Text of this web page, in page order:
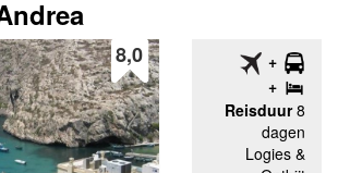
8,0
Reisduur8
dagen
Logies &